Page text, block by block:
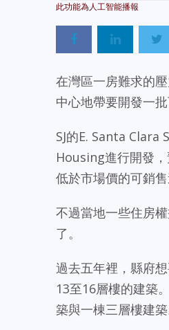
在灣區一房難求的
中心地帶要開發一
SJ的E. Santa
Housing進行開發
低於市場價的可銷售
不過當地一些住房
了。
過去五年裡，縣府
13至16層樓的建築
築與一棟三層樓建築